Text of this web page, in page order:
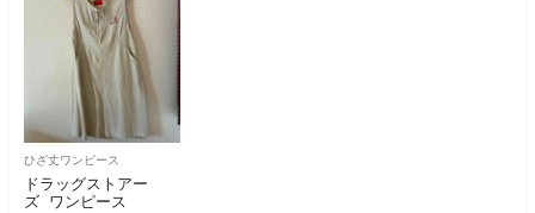
ひざ丈ワンピース
ドラッグストアー
ズ ワンピース